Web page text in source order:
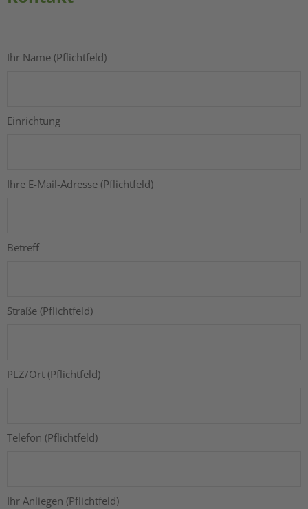
Ihr Name (Pflichtfeld)
Einrichtung
Ihre E-Mail-Adresse (Pflichtfeld)
Betreff
Straße (Pflichtfeld)
PLZ/Ort (Pflichtfeld)
Telefon (Pflichtfeld)
Ihr Anliegen (Pflichtfeld)